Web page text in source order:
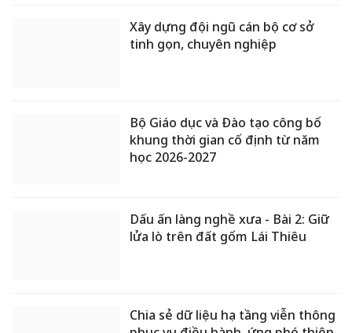
Xây dựng đội ngũ cán bộ cơ sở
tinh gọn, chuyên nghiệp
Bộ Giáo dục và Đào tạo công bố
khung thời gian cố định từ năm
học 2026-2027
Dấu ấn làng nghề xưa - Bài 2: Giữ
lửa lò trên đất gốm Lái Thiêu
Chia sẻ dữ liệu hạ tầng viễn thông